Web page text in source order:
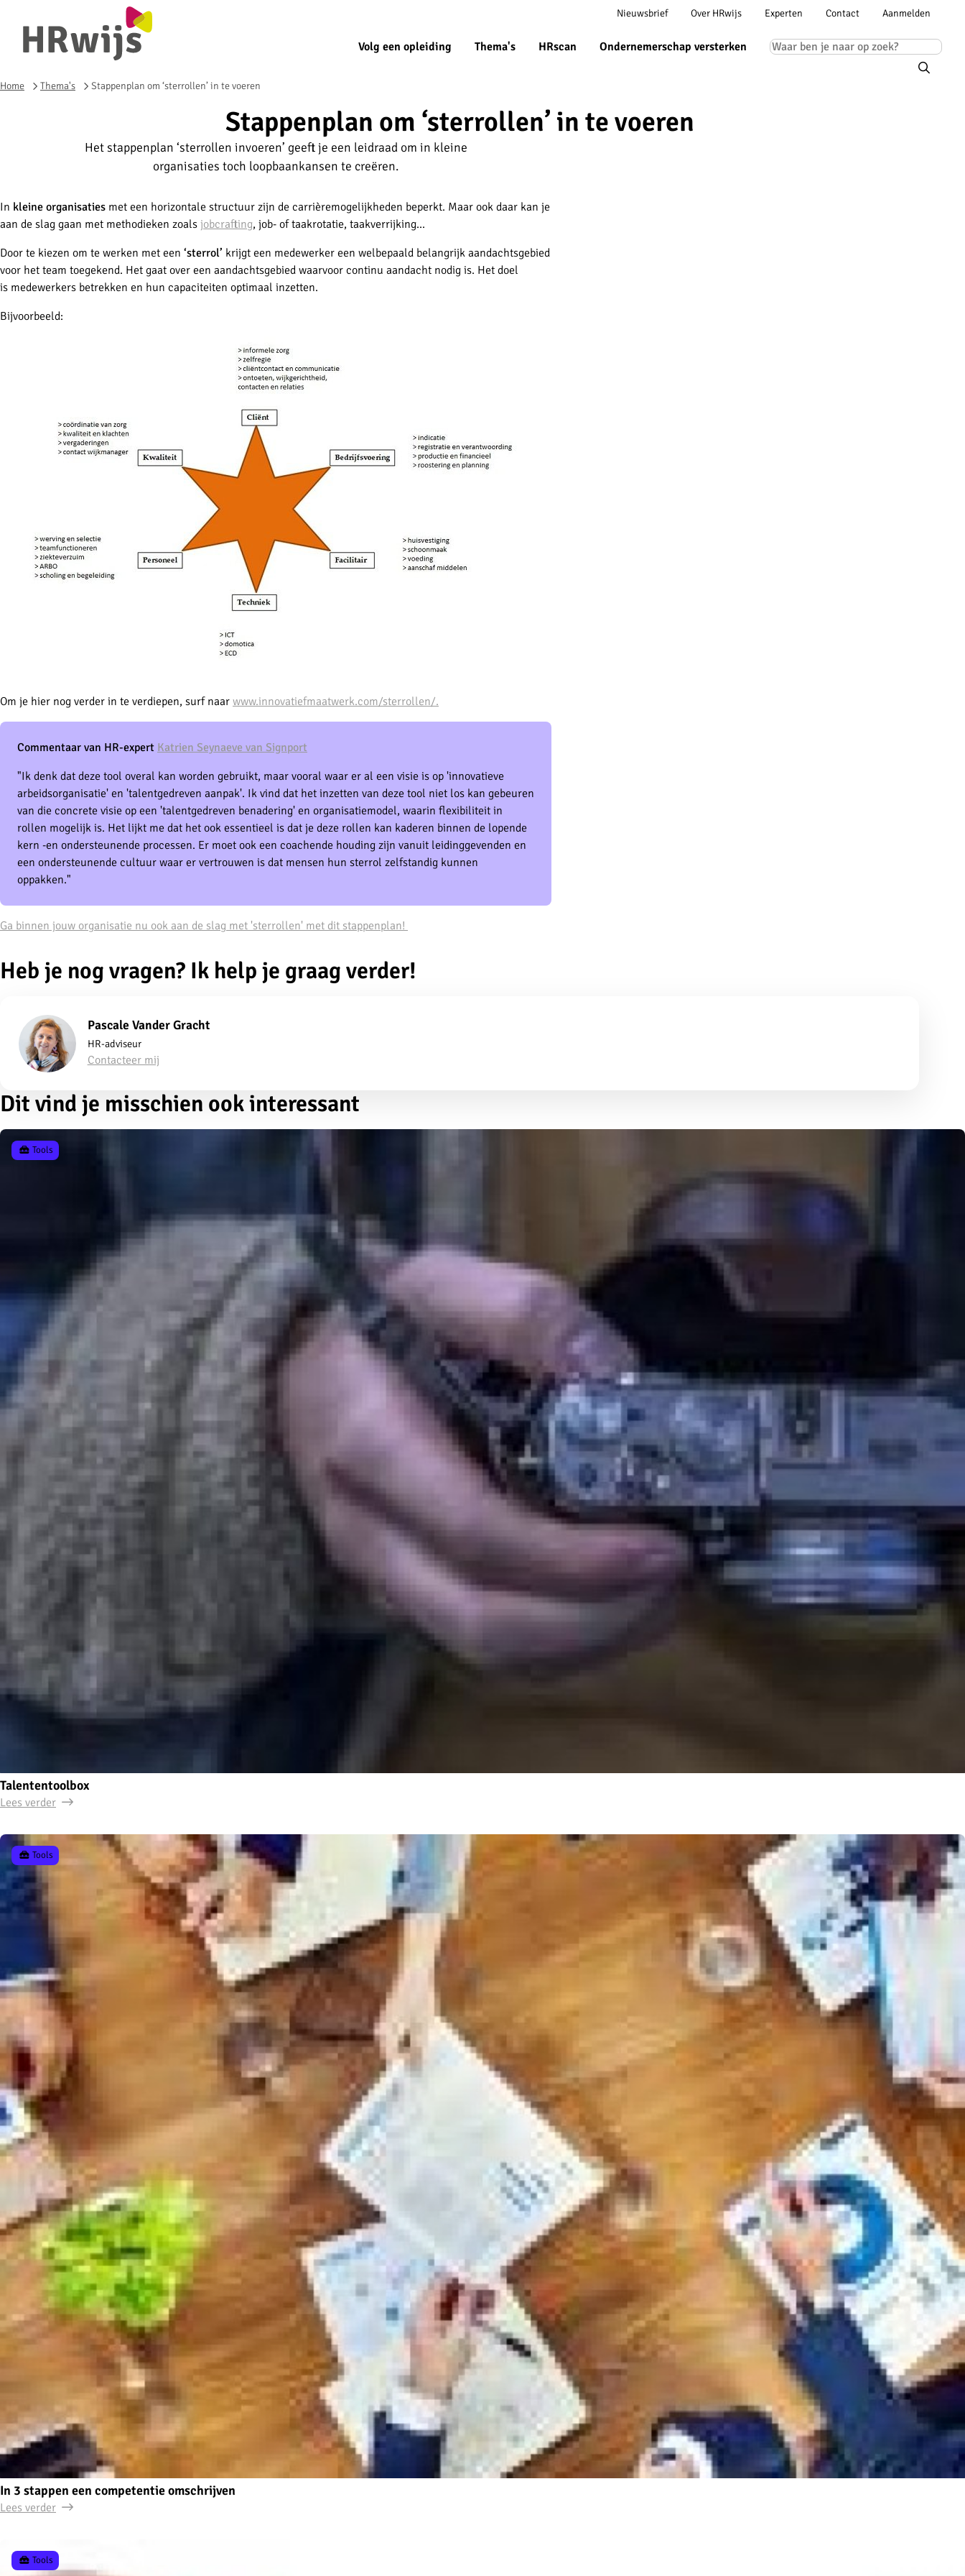
navigation
Volg een opleiding Thema's HRscan Ondernemerschap versterken
Meta
Nieuwsbrief Over HRwijs Experten Contact
Account
Aanmelden
Home Thema's Stappenplan om ‘sterrollen’ in te voeren
Stappenplan om ‘sterrollen’ in te voeren
Het stappenplan ‘sterrollen invoeren’ geeft je een leidraad om in kleine
organisaties toch loopbaankansen te creëren.
In kleine organisaties met een horizontale structuur zijn de carrièremogelijkheden beperkt. Maar ook daar kan je
aan de slag gaan met methodieken zoals jobcrafting, job- of taakrotatie, taakverrijking...
Door te kiezen om te werken met een ‘sterrol’ krijgt een medewerker een welbepaald belangrijk aandachtsgebied
voor het team toegekend. Het gaat over een aandachtsgebied waarvoor continu aandacht nodig is. Het doel
is medewerkers betrekken en hun capaciteiten optimaal inzetten.
Bijvoorbeeld:
Om je hier nog verder in te verdiepen, surf naar www.innovatiefmaatwerk.com/sterrollen/.
Commentaar van HR-expert Katrien Seynaeve van Signport
"Ik denk dat deze tool overal kan worden gebruikt, maar vooral waar er al een visie is op 'innovatieve
arbeidsorganisatie' en 'talentgedreven aanpak'. Ik vind dat het inzetten van deze tool niet los kan gebeuren
van die concrete visie op een 'talentgedreven benadering' en organisatiemodel, waarin flexibiliteit in
rollen mogelijk is. Het lijkt me dat het ook essentieel is dat je deze rollen kan kaderen binnen de lopende
kern -en ondersteunende processen. Er moet ook een coachende houding zijn vanuit leidinggevenden en
een ondersteunende cultuur waar er vertrouwen is dat mensen hun sterrol zelfstandig kunnen
oppakken."
Ga binnen jouw organisatie nu ook aan de slag met 'sterrollen' met dit stappenplan!
Heb je nog vragen? Ik help je graag verder!
Pascale Vander Gracht
HR-adviseur
Contacteer mij
Dit vind je misschien ook interessant
Talententoolbox
Tools
Lees verder
In 3 stappen een competentie omschrijven
Tools
Lees verder
Tools